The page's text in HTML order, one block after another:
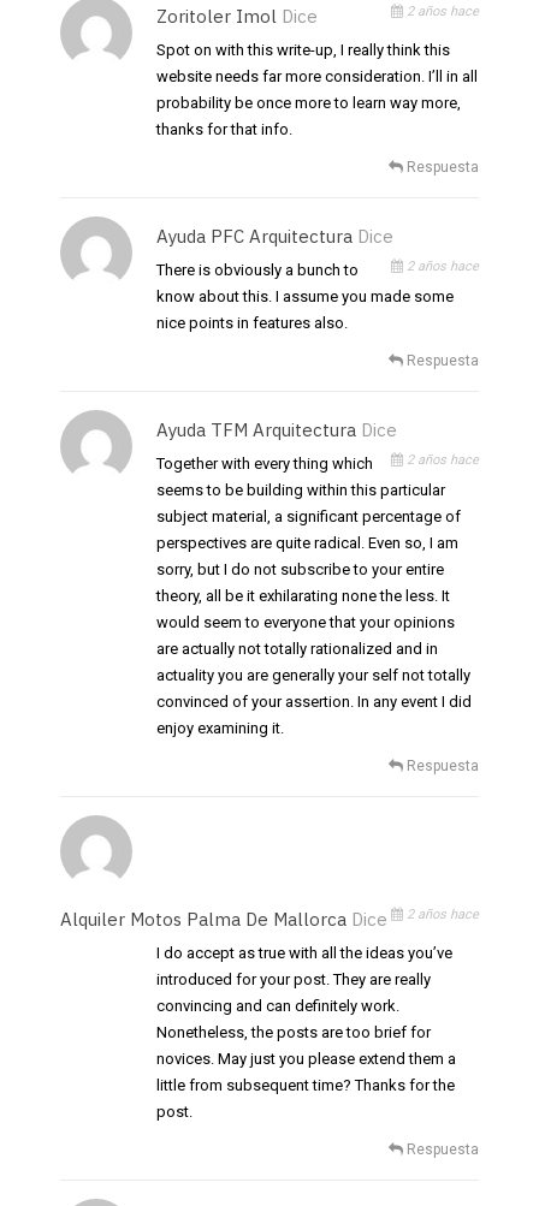
Zoritoler Imol Dice 2 años hace
Spot on with this write-up, I really think this
website needs far more consideration. I’ll in all
probability be once more to learn way more,
thanks for that info.
Respuesta
Ayuda PFC Arquitectura Dice
2 años hace
There is obviously a bunch to
know about this. I assume you made some
nice points in features also.
Respuesta
Ayuda TFM Arquitectura Dice
2 años hace
Together with every thing which
seems to be building within this particular
subject material, a significant percentage of
perspectives are quite radical. Even so, I am
sorry, but I do not subscribe to your entire
theory, all be it exhilarating none the less. It
would seem to everyone that your opinions
are actually not totally rationalized and in
actuality you are generally your self not totally
convinced of your assertion. In any event I did
enjoy examining it.
Respuesta
Alquiler Motos Palma De Mallorca Dice 2 años hace
I do accept as true with all the ideas you’ve
introduced for your post. They are really
convincing and can definitely work.
Nonetheless, the posts are too brief for
novices. May just you please extend them a
little from subsequent time? Thanks for the
post.
Respuesta